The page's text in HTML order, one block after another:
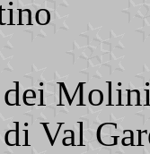
dei Molini
Val